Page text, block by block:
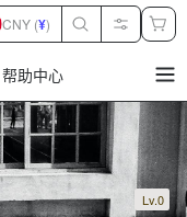
帮助中心
CNY (¥)
Lv.0